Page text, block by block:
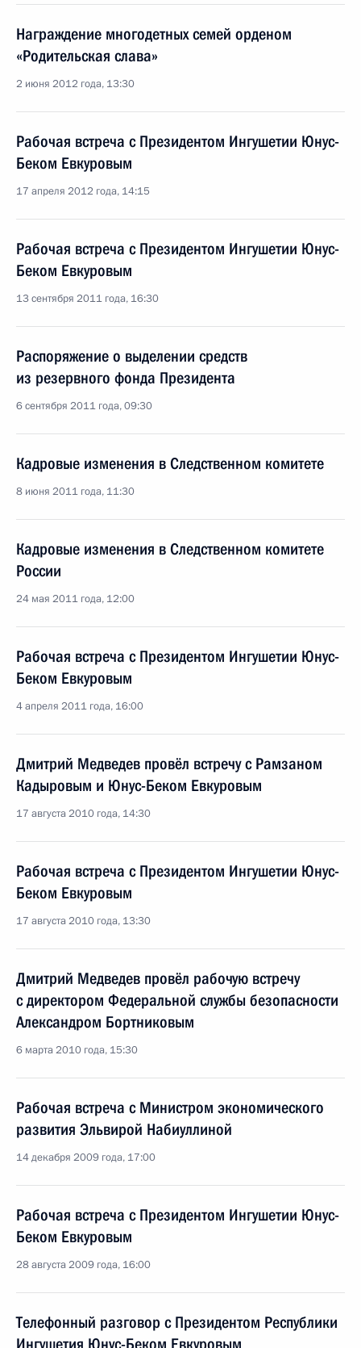
Награждение многодетных семей орденом
«Родительская слава»
2 июня 2012 года, 13:30
Рабочая встреча с Президентом Ингушетии Юнус-
Беком Евкуровым
17 апреля 2012 года, 14:15
Рабочая встреча с Президентом Ингушетии Юнус-
Беком Евкуровым
13 сентября 2011 года, 16:30
Распоряжение о выделении средств
из резервного фонда Президента
6 сентября 2011 года, 09:30
Кадровые изменения в Следственном комитете
8 июня 2011 года, 11:30
Кадровые изменения в Следственном комитете
России
24 мая 2011 года, 12:00
Рабочая встреча с Президентом Ингушетии Юнус-
Беком Евкуровым
4 апреля 2011 года, 16:00
Дмитрий Медведев провёл встречу с Рамзаном
Кадыровым и Юнус-Беком Евкуровым
17 августа 2010 года, 14:30
Рабочая встреча с Президентом Ингушетии Юнус-
Беком Евкуровым
17 августа 2010 года, 13:30
Дмитрий Медведев провёл рабочую встречу
с директором Федеральной службы безопасности
Александром Бортниковым
6 марта 2010 года, 15:30
Рабочая встреча с Министром экономического
развития Эльвирой Набиуллиной
14 декабря 2009 года, 17:00
Рабочая встреча с Президентом Ингушетии Юнус-
Беком Евкуровым
28 августа 2009 года, 16:00
Телефонный разговор с Президентом Республики
Ингушетия Юнус-Беком Евкуровым